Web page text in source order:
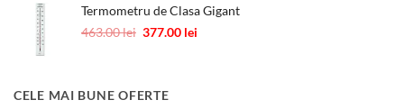
Termometru de Clasa Gigant
463.00lei Prețul
463.00 lei.
377.00 lei
CELE MAI BUNE OFERTE